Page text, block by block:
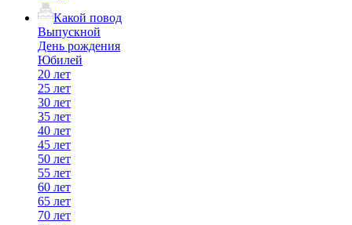
Какой повод
Выпускной
День рождения
Юбилей
20 лет
25 лет
30 лет
35 лет
40 лет
45 лет
50 лет
55 лет
60 лет
65 лет
70 лет